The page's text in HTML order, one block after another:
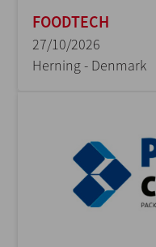
FOODTECH
27/10/2026
Herning - Denmark